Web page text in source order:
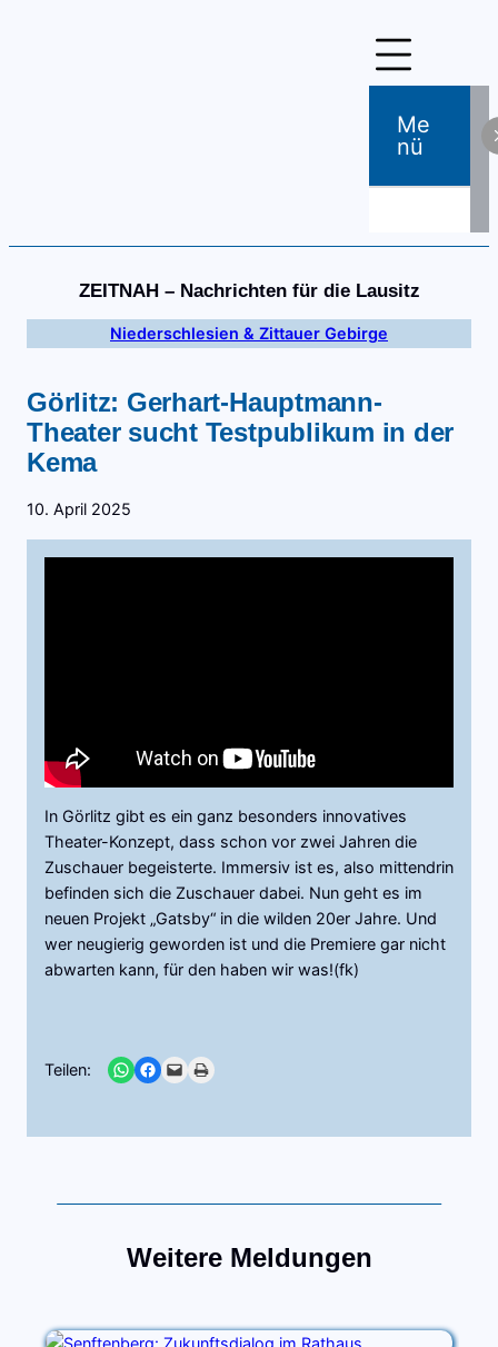
Me
Nü
ZEITNAH – Nachrichten für die Lausitz
Niederschlesien & Zittauer Gebirge
Görlitz: Gerhart-Hauptmann-
Theater sucht Testpublikum in der
Kema
10. April 2025
In Görlitz gibt es ein ganz besonders innovatives
Theater-Konzept, dass schon vor zwei Jahren die
Zuschauer begeisterte. Immersiv ist es, also mittendrin
befinden sich die Zuschauer dabei. Nun geht es im
neuen Projekt „Gatsby“ in die wilden 20er Jahre. Und
wer neugierig geworden ist und die Premiere gar nicht
abwarten kann, für den haben wir was!(fk)
Teilen: Share on WhatsApp
Share on Facebook
Email this PagePrint this Page
Weitere Meldungen